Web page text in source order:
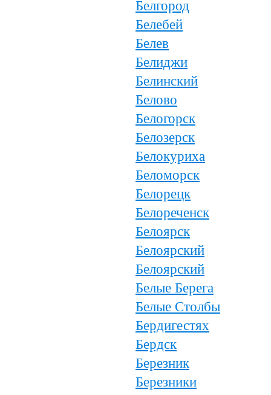
Белгород
Белебей
Белев
Белиджи
Белинский
Белово
Белогорск
Белозерск
Белокуриха
Беломорск
Белорецк
Белореченск
Белоярск
Белоярский
Белоярский
Белые Берега
Белые Столбы
Бердигестях
Бердск
Березник
Березники